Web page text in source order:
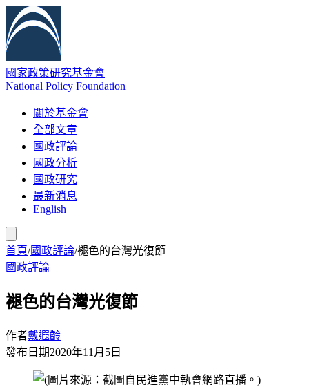
國家政策研究基金會
National Policy Foundation
關於基金會
全部文章
國政評論
國政分析
國政研究
最新消息
English
首頁/國政評論/褪色的台灣光復節
國政評論
褪色的台灣光復節
作者戴遐齡
發布日期2020年11月5日